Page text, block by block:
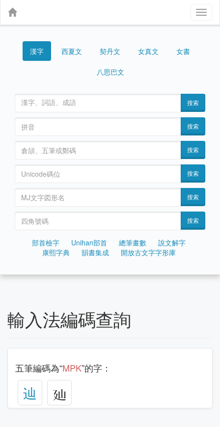
漢字 西夏文 契丹文 女真文 女書
八思巴文
搜索
搜索
搜索
搜索
搜索
搜索
部首檢字 Unihan部首 總筆畫數
說文解字
康熙字典
韻書集成 開放古文字字形庫
輸入法編碼查詢
五筆編碼為“MPK”的字：
辿